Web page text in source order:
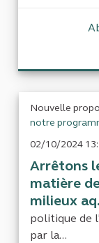
Nouvelle
notre
02/10/2024
Arrêtons
matière
milieux
politique de
par la...